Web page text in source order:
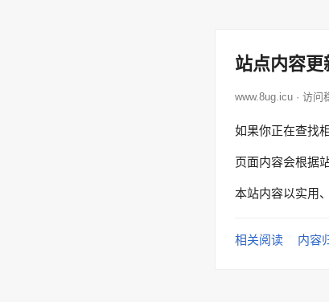
站点内容更
www.8ug.icu · 访问
如果你正在查找
页面内容会根据
本站内容以实用
相关阅读 内容